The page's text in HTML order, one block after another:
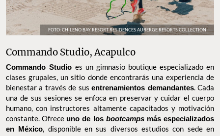
Commando Studio, Acapulco
Commando Studio es un gimnasio boutique especializado en
clases grupales, un sitio donde encontrarás una experiencia de
bienestar a través de sus entrenamientos demandantes. Cada
una de sus sesiones se enfoca en preservar y cuidar el cuerpo